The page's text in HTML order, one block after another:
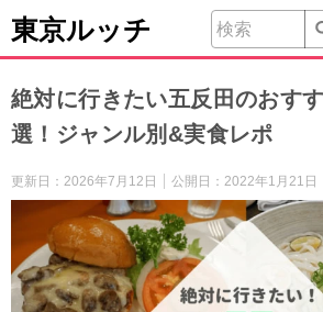
東京ルッチ
絶対に行きたい五反田のおす
選！ジャンル別&実食レポ
更新日： 2026年7月12日 公開日： 2022年1月21日